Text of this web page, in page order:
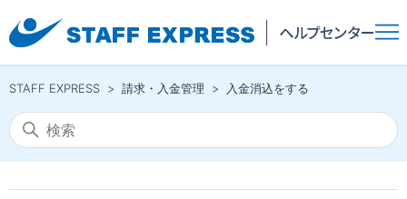
STAFF EXPRESS 請求・入金管理 入金消込をする